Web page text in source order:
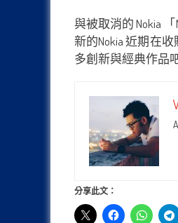
與被取消的 Nokia
新的Nokia 近期在
多創新與經典作品
分享此文：